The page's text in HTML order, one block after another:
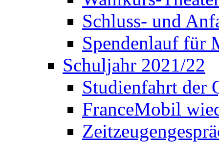
Schluss- und
Spendenlauf für
Schuljahr 2021/22
Studienfahrt der
FranceMobil